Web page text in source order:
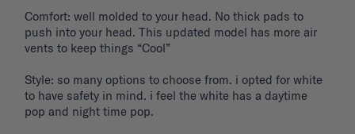
Comfort: well molded to your head. No thick pads to
push into your head. This updated model has more air
vents to keep things “Cool”
Style: so many options to choose from. i opted for white
to have safety in mind. i feel the white has a daytime
pop and night time pop.